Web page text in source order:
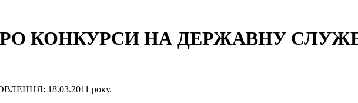
КОНКУРСИ НА ДЕРЖАВНУ
18.03.2011 року.